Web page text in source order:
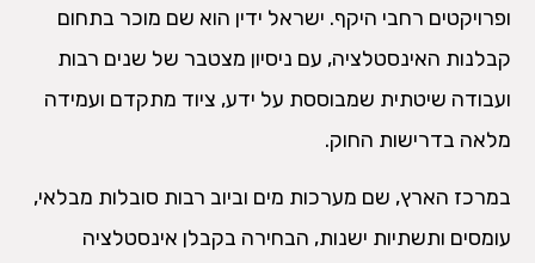
ופרויקטים רחבי היקף. ישראל ידין הוא שם מוכר בתחום
קבלנות האינסטלציה, עם ניסיון מצטבר של שנים רבות
ועבודה שיטתית שמבוססת על ידע, ציוד מתקדם ועמידה
מלאה בדרישות החוק.
במרכז הארץ, שם מערכות מים וביוב רבות סובלות מבלאי,
עומסים ותשתיות ישנות, הבחירה בקבלן אינסטלציה